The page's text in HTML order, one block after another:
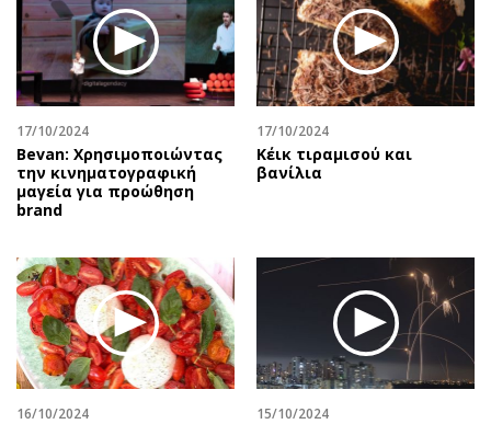
17/10/2024
Bevan: Χρησιμοποιώντας
την κινηματογραφική
μαγεία για προώθηση
brand
17/10/2024
Κέικ τιραμισού και
βανίλια
16/10/2024 15/10/2024